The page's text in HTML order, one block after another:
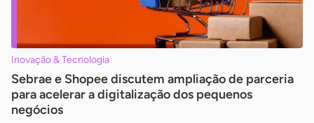
Inovação & Tecnologia
Sebrae e Shopee discutem ampliação de parceria
para acelerar a digitalização dos pequenos
negócios